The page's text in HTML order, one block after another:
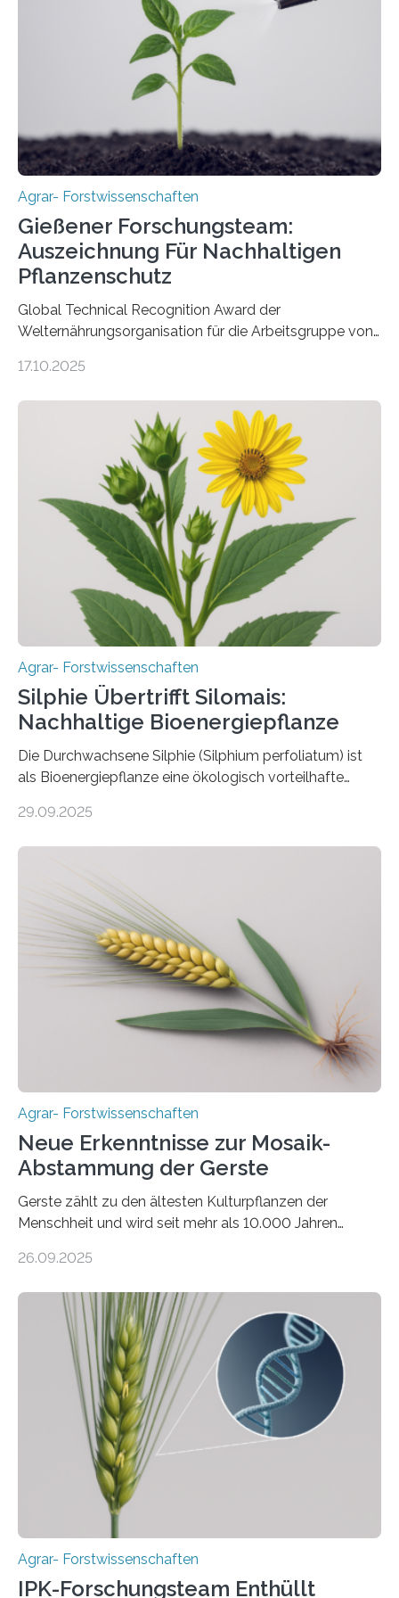
Agrar- Forstwissenschaften
Gießener Forschungsteam:
Auszeichnung Für Nachhaltigen
Pflanzenschutz
Global Technical Recognition Award der
Welternährungsorganisation für die Arbeitsgruppe von
Insektenbiotechnologie der JLU Insekten spielen eine
aber Krankheiten übertragen und der Landwirtschaft
und dem Gartenbau erhebliche Schäden zufügen. Es ist
daher entscheidend, Schadinsekten effektiv zu
bekämpfen, während gleichzeitig nützliche Insekten
erhalten bleiben. An der Justus-Liebig-Universität
Gießen (JLU) erforscht die Arbeitsgruppe von Prof. Dr.
Marc F. Schetelig am Institut für
Insektenbiotechnologie neue biologische und
biotechnologische Verfahren zur…
17.10.2025
Agrar- Forstwissenschaften
Silphie Übertrifft Silomais:
Nachhaltige Bioenergiepflanze
Die Durchwachsene Silphie (Silphium perfoliatum) ist
als Bioenergiepflanze eine ökologisch vorteilhafte
mehrjährigen Vergleichsstudie von Forschenden der
nach nachhaltigen Alternativen zur Energiegewinnung
aus landwirtschaftlichen Kulturen ist ein zentrales
Anliegen im Zuge der europäischen Klimaziele, bis
2050 klimaneutral zu werden. In Deutschland dominiert
bislang der Mais als Energiepflanze, doch sein Anbau
bringt ökologische Herausforderungen mit sich:
Bodenerosion, Nährstoffauswaschung und…
29.09.2025
Agrar- Forstwissenschaften
Neue Erkenntnisse zur Mosaik-
Abstammung der Gerste
Gerste zählt zu den ältesten Kulturpflanzen der
Menschheit und wird seit mehr als 10.000 Jahren
einzigen Ort domestiziert wurde. Eine neue Studie eines
Instituts für Pflanzengenetik und
Kulturpflanzenforschung (IPK) zeigt, dass die heutige
Gerste aus verschiedenen Wildpopulationen im
sogenannten Fruchtbaren Halbmond hervorgegangen
ist. Sie besitzt also eine Art „Mosaik-Abstammung“. Die
Ergebnisse der Studie wurden heute in der
Fachzeitschrift „Nature“ veröffentlicht. Die
Forschungsgruppe hat die Evolution und…
26.09.2025
Agrar- Forstwissenschaften
IPK-Forschungsteam Enthüllt